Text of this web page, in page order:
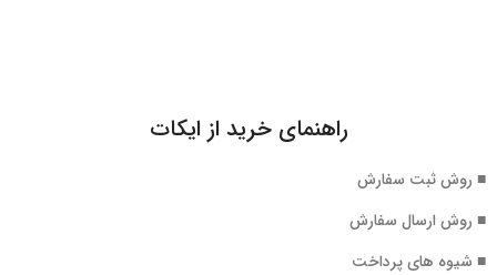
راهنمای خرید از ایکات
■ روش ثبت سفارش
■ روش ارسال سفارش
■ شیوه های پرداخت